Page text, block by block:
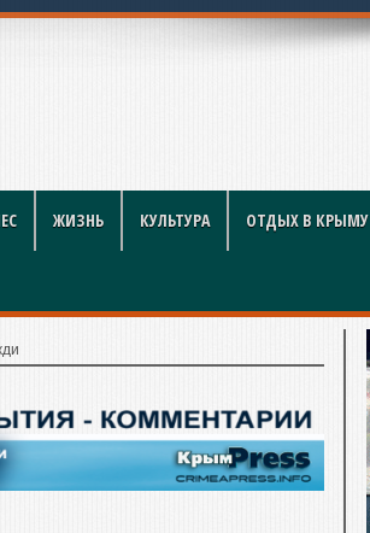
ЖИЗНЬ КУЛЬТУРА ОТДЫХ В КРЫМУ